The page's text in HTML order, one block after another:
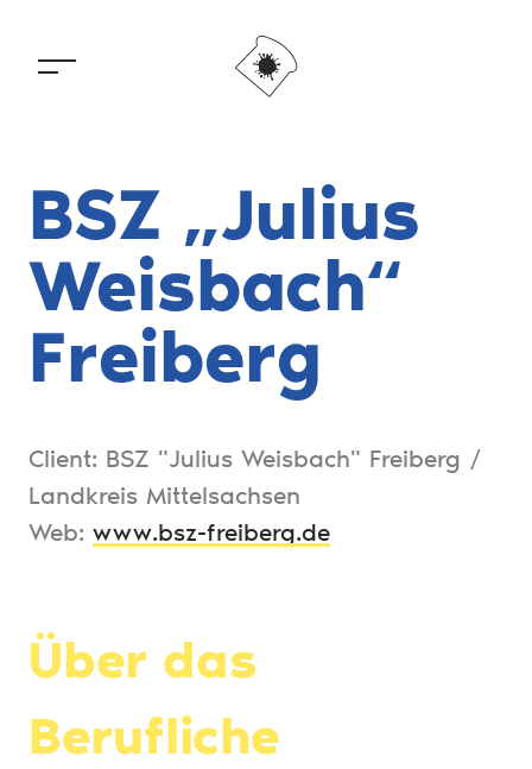
Über uns
BSZ „Julius
Weisbach“
Freiberg
Client: BSZ "Julius Weisbach" Freiberg /
Landkreis Mittelsachsen
Web: www.bsz-freiberg.de
Über das
Berufliche